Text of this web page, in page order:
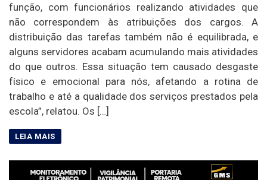
função, com funcionários realizando atividades que
não correspondem às atribuições dos cargos. A
distribuição das tarefas também não é equilibrada, e
alguns servidores acabam acumulando mais atividades
do que outros. Essa situação tem causado desgaste
físico e emocional para nós, afetando a rotina de
trabalho e até a qualidade dos serviços prestados pela
escola”, relatou. Os […]